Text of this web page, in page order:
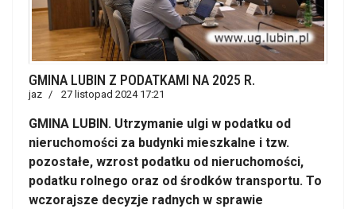
GMINA LUBIN Z PODATKAMI NA 2025 R.
jaz 27 listopad 2024 17:21
GMINA LUBIN. Utrzymanie ulgi w podatku od
nieruchomości za budynki mieszkalne i tzw.
pozostałe, wzrost podatku od nieruchomości,
podatku rolnego oraz od środków transportu. To
wczorajsze decyzje radnych w sprawie